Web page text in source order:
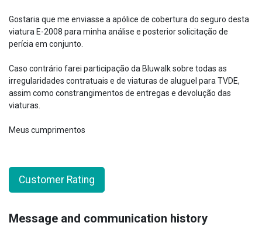
Gostaria que me enviasse a apólice de cobertura do seguro desta
viatura E-2008 para minha análise e posterior solicitação de
perícia em conjunto.
Caso contrário farei participação da Bluwalk sobre todas as
irregularidades contratuais e de viaturas de aluguel para TVDE,
assim como constrangimentos de entregas e devolução das
viaturas.
Meus cumprimentos
Customer Rating
Message and communication history